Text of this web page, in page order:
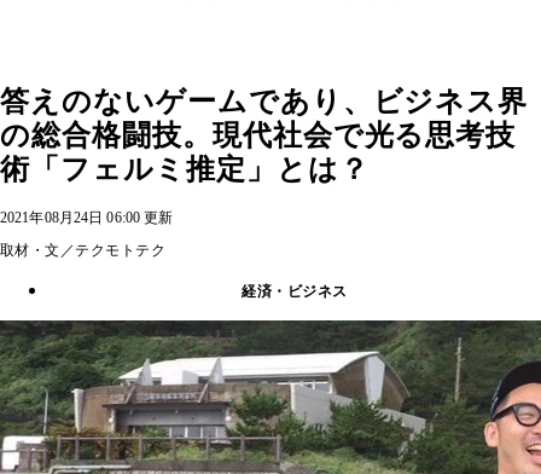
答えのないゲームであり、ビジネス界
の総合格闘技。現代社会で光る思考技
術「フェルミ推定」とは？
2021年08月24日 06:00 更新
取材・文／テクモトテク
経済・ビジネス